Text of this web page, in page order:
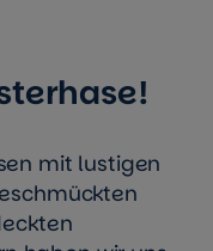
mit lustigen